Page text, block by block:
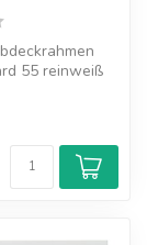
55 reinweiß